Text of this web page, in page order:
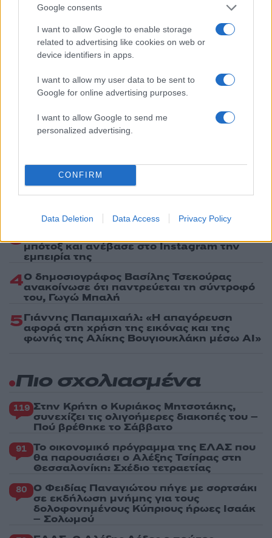
Google consents
I want to allow Google to enable storage
related to advertising like cookies on web or
device identifiers in apps.
I want to allow my user data to be sent to
Google for online advertising purposes.
I want to allow Google to send me
personalized advertising.
CONFIRM
Data Deletion Data Access Privacy Policy
Ακολουθήστε το Νewsit.gr στο
τελευταία νέατης ημέρας
Πάρος: «Αν ήταν κάποιος πάνω από την
τα κενά στους ισχυρισμούς του ιδιοκτήτη
του beach bar
2Μετέτρεψαν το Σαρακήνικο της Μήλου σε
τους για να κάνουν μπάνιο
3μπότοξ και ανέβασε στο Instagram την
εμπειρία της
4Ο δημοσιογράφος Βασίλης Τσεκούρας
ανακοίνωσε ότι παντρεύεται τη σύντροφό
του, Γωγώ Μπαλή
5Γιάννης Παπαμιχαήλ: «Η απαγόρευση
αφορά στη χρήση της εικόνας και της
φωνής της Αλίκης Βουγιουκλάκη μέσω AI»
Πιο σχολιασμένα
119 Στην Κρήτη ο Κυριάκος Μητσοτάκης,
συνεχίζει τις ολιγοήμερες διακοπές του –
Πού βρέθηκε το Σάββατο
91 Το οικονομικό πρόγραμμα της ΕΛΑΣ που
θα παρουσιάσει ο Αλέξης Τσίπρας στη
Θεσσαλονίκη: Σχέδιο τετραετίας
80 Ο Φειδίας Παναγιώτου πήγε με σορτσάκι
σε εκδήλωση μνήμης για τους
δολοφονημένους Κύπριους ήρωες Ισαάκ
– Σολωμού